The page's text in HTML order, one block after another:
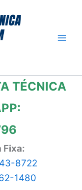
TÉCNICA
Fixa:
8722
1480